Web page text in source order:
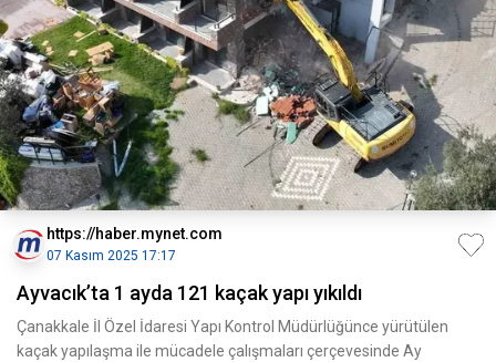
https://haber.mynet.com
07 Kasım 2025 17:17
Ayvacık’ta 1 ayda 121 kaçak yapı yıkıldı
Çanakkale İl Özel İdaresi Yapı Kontrol Müdürlüğünce yürütülen
kaçak yapılaşma ile mücadele çalışmaları çerçevesinde Ay